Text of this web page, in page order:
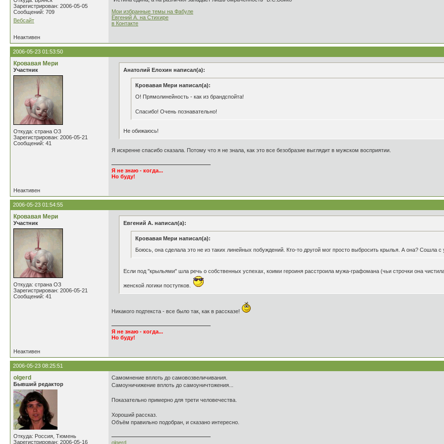
Зарегистрирован: 2006-05-05
Сообщений: 709
Вебсайт
Мои избранные темы на Фабуле
Евгений А. на Стихире
в Контакте
Неактивен
2006-05-23 01:53:50
Кровавая Мери
Участник
Откуда: страна ОЗ
Зарегистрирован: 2006-05-21
Сообщений: 41
Анатолий Елохин написал(а):
Кровавая Мери написал(а):
О! Прямолинейность - как из брандспойта!
Спасибо! Очень познавательно!
Не обижаюсь!
Я искренне спасибо сказала. Потому что я не знала, как это все безобразие выглядит в мужском восприятии.
Я не знаю - когда...
Но буду!
Неактивен
2006-05-23 01:54:55
Кровавая Мери
Участник
Откуда: страна ОЗ
Зарегистрирован: 2006-05-21
Сообщений: 41
Евгений А. написал(а):
Кровавая Мери написал(а):
Боюсь, она сделала это не из таких линейных побуждений. Кто-то другой мог просто выбросить крылья. А она? Сошла
Если под "крыльями" шла речь о собственных успехах, коими героиня расстроила мужа-графомана (чьи строчки она
женской логики поступков.
Никакого подтекста - все было так, как в рассказе!
Я не знаю - когда...
Но буду!
Неактивен
2006-05-23 08:25:51
olgerd
Бывший редактор
Откуда: Россия, Тюмень
Зарегистрирован: 2006-05-16
Самомнение вплоть до самовозвеличивания.
Самоуничижение вплоть до самоуничтожения...
Показательно примерно для трети человечества.
Хороший рассказ.
Объём правильно подобран, и сказано интересно.
olgerd